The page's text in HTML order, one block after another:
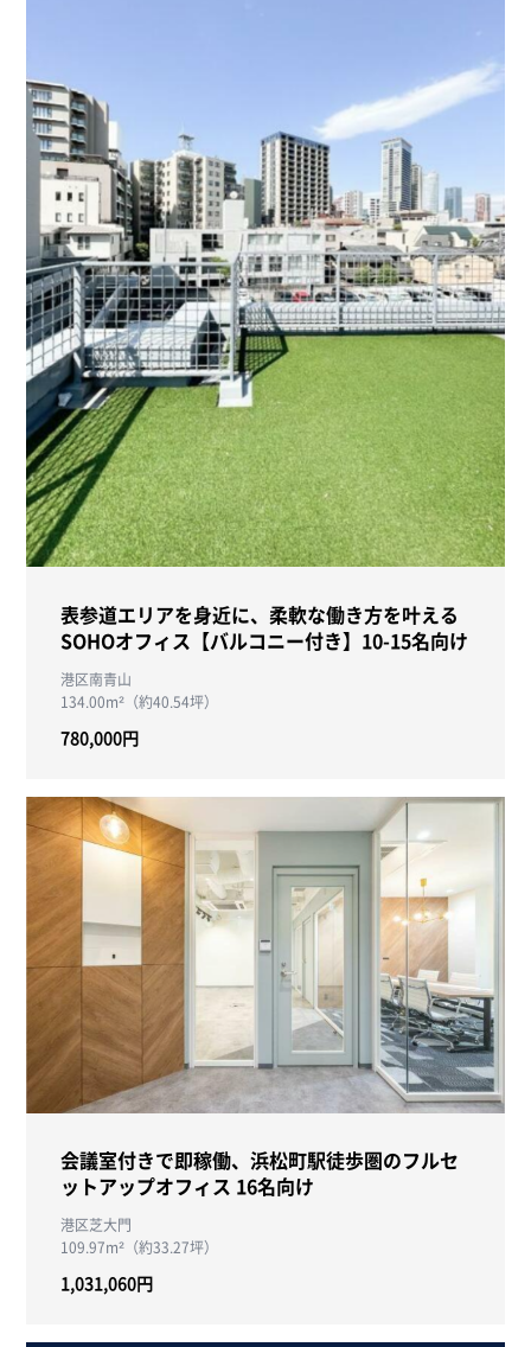
表参道エリアを身近に、柔軟な働き方を叶える
SOHOオフィス【バルコニー付き】10-15名向け
港区南青山
134.00m²（約40.54坪）
780,000円
会議室付きで即稼働、浜松町駅徒歩圏のフルセ
ットアップオフィス 16名向け
港区芝大門
109.97m²（約33.27坪）
1,031,060円